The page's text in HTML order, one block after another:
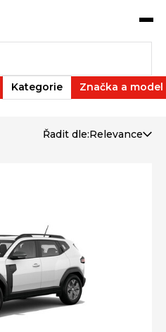
Kategorie Značka a model
Řadit dle:Relevance